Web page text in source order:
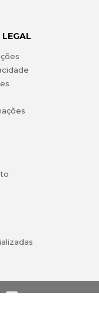
lojaonline@colorfoto.pt